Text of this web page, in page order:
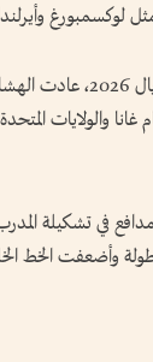
لوكسمبورغ
ومع مواجهة منافسين
غانا والولايات
في تشكيلة
وأضعفت الخط